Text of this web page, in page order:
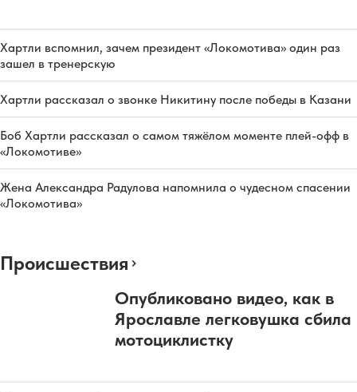
Хартли вспомнил, зачем президент «Локомотива» один раз
зашел в тренерскую
Хартли рассказал о звонке Никитину после победы в Казани
Боб Хартли рассказал о самом тяжёлом моменте плей-офф в
«Локомотиве»
Жена Александра Радулова напомнила о чудесном спасении
«Локомотива»
Происшествия
Опубликовано видео, как в
Ярославле легковушка сбила
мотоциклистку